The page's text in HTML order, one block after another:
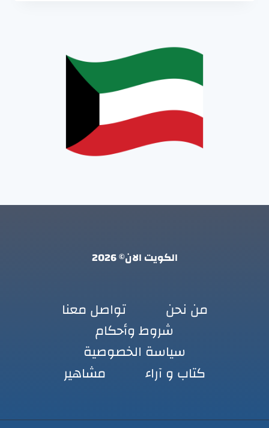
الكويت الان© 2026
من نحن
تواصل معنا
شروط وأحكام
سياسة الخصوصية
كتاب و آراء
مشاهير